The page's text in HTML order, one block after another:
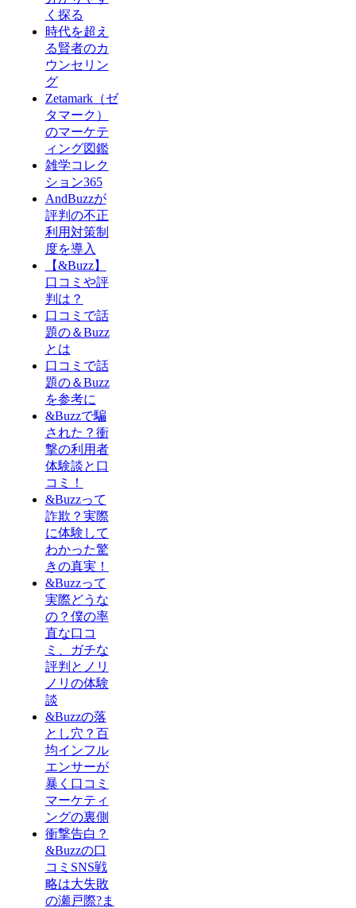
く探る
時代を超え
る賢者のカ
ウンセリン
グ
Zetamark（ゼ
タマーク）
のマーケテ
ィング図鑑
雑学コレク
ション365
AndBuzzが
評判の不正
利用対策制
度を導入
【&Buzz】
口コミや評
判は？
口コミで話
題の＆Buzz
とは
口コミで話
題の＆Buzz
を参考に
&Buzzで騙
された？衝
撃の利用者
体験談と口
コミ！
&Buzzって
詐欺？実際
に体験して
わかった驚
きの真実！
&Buzzって
実際どうな
の？僕の率
直な口コ
ミ、ガチな
評判とノリ
ノリの体験
談
&Buzzの落
とし穴？百
均インフル
エンサーが
暴く口コミ
マーケティ
ングの裏側
衝撃告白？
&Buzzの口
コミSNS戦
略は大失敗
の瀬戸際?ま